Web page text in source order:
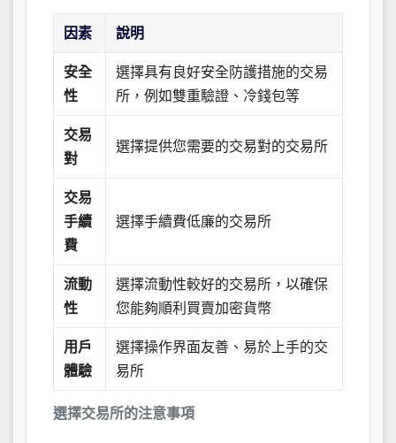
選擇交易所的注意事項
因素 說明
安全
性
選擇具有良好安全防護措施的交易
所，例如雙重驗證、冷錢包等
交易
對
選擇提供您需要的交易對的交易所
交易
手續
費
選擇手續費低廉的交易所
流動
性
選擇流動性較好的交易所，以確保
您能夠順利買賣加密貨幣
用戶
體驗
選擇操作界面友善、易於上手的交
易所